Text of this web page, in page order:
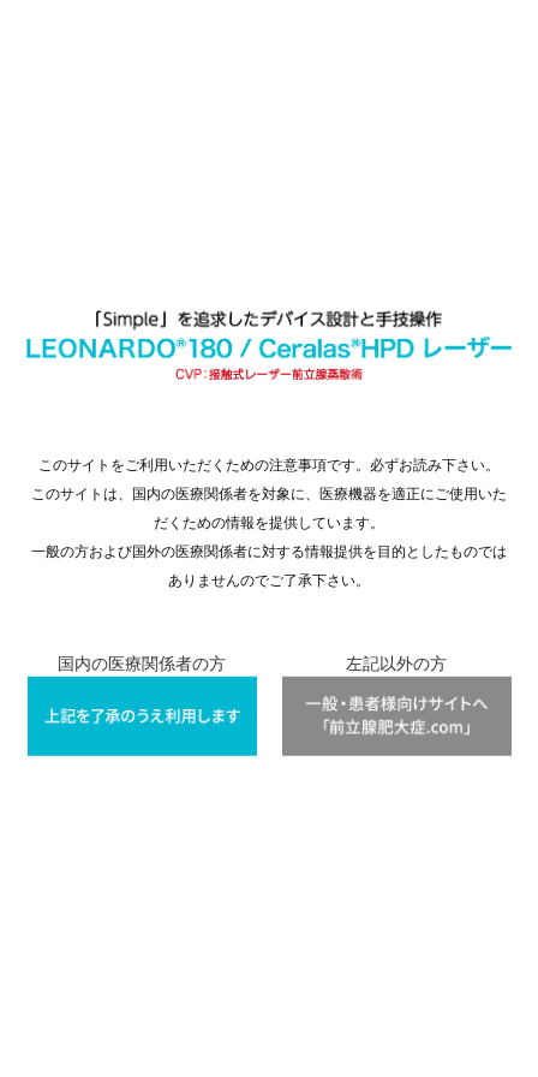
このサイトをご利用いただくための注意事項です。必ずお読み下さい。
このサイトは、国内の医療関係者を対象に、医療機器を適正にご使用いた
だくための情報を提供しています。
一般の方および国外の医療関係者に対する情報提供を目的としたものでは
ありませんのでご了承下さい。
国内の医療関係者の方 左記以外の方